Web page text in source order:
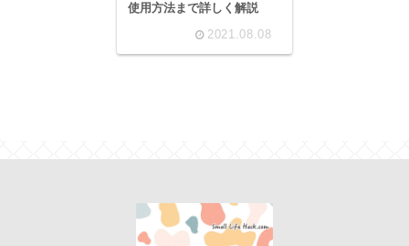
使用方法まで詳しく解説
2021.08.08